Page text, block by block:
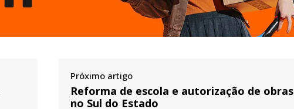
Próximo artigo
Reforma de escola e autorização de obras
no Sul do Estado